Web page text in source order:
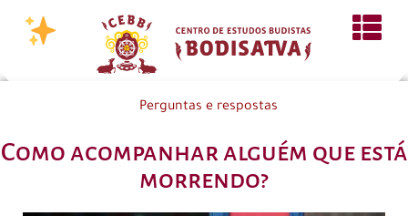
Perguntas e respostas
Como acompanhar alguém que está
morrendo?